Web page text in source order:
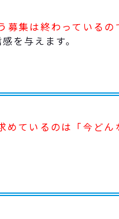
募集は終わっているの
を与えます。
めているのは「今どん